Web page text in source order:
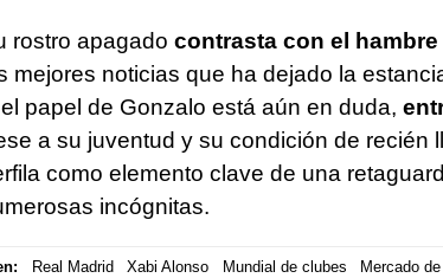
rostro apagado contrasta con el
mejores noticias que ha dejado la
papel de Gonzalo está aún en duda,
a su juventud y su condición de recién
como elemento clave de una
incógnitas.
Real Madrid Xabi Alonso Mundial de clubes Mercado